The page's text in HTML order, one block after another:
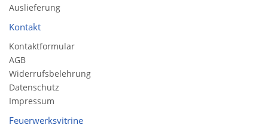
Auslieferung
Kontakt
Kontaktformular
AGB
Widerrufsbelehrung
Datenschutz
Impressum
Feuerwerksvitrine